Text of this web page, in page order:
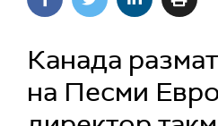
Канада
на Песми